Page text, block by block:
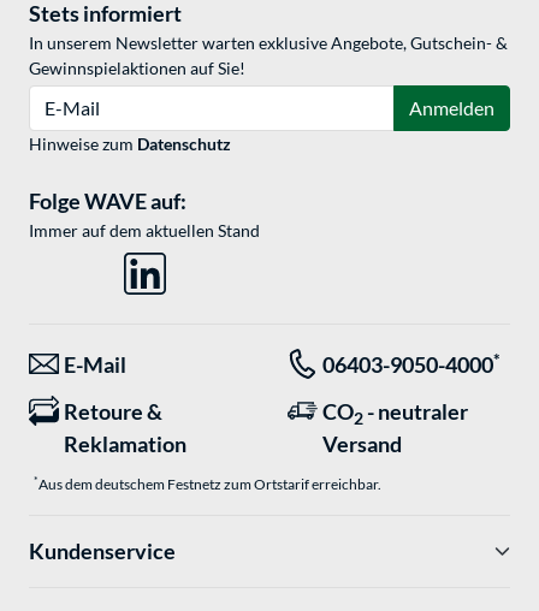
Stets informiert
In unserem Newsletter warten exklusive Angebote, Gutschein- &
Gewinnspielaktionen auf Sie!
Anmelden
Hinweise zum Datenschutz
Folge WAVE auf:
Immer auf dem aktuellen Stand
E-Mail 06403-9050-4000*
Retoure &
Reklamation
CO2 - neutraler
Versand
*Aus dem deutschem Festnetz zum Ortstarif erreichbar.
Kundenservice